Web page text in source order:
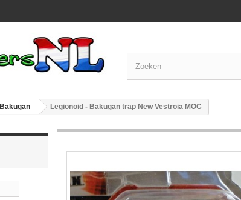
Bakugan Legionoid - Bakugan trap New Vestroia MOC